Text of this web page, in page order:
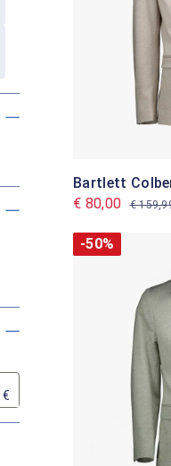
€
Bartlett
€ 80,00
€
-50%